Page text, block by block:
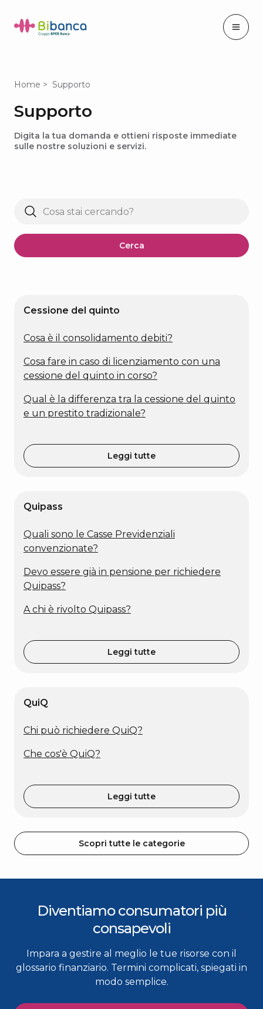
Home Supporto
Supporto
Digita la tua domanda e ottieni risposte immediate
sulle nostre soluzioni e servizi.
Cerca
ti
Cerca
Cessione del quinto
Cosa è il consolidamento debiti?
Cosa fare in caso di licenziamento con una
cessione del quinto in corso?
Qual è la differenza tra la cessione del quinto
e un prestito tradizionale?
Leggi tutte
Quipass
Quali sono le Casse Previdenziali
convenzionate?
Devo essere già in pensione per richiedere
Quipass?
A chi è rivolto Quipass?
Leggi tutte
QuiQ
Chi può richiedere QuiQ?
Che cos'è QuiQ?
Leggi tutte
Scopri tutte le categorie
Diventiamo consumatori più
consapevoli
Impara a gestire al meglio le tue risorse con il
glossario finanziario. Termini complicati, spiegati in
modo semplice.